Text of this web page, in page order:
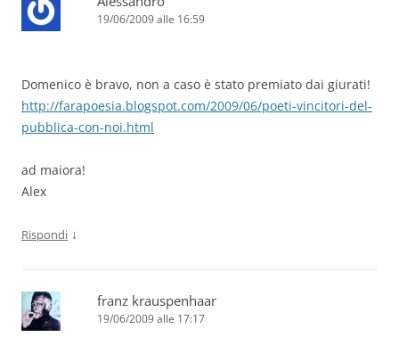
19/06/2009 alle 16:59
Domenico è bravo, non a caso è stato premiato dai giurati!
http://farapoesia.blogspot.com/2009/06/poeti-vincitori-del-
pubblica-con-noi.html
ad maiora!
Alex
Rispondi ↓
franz krauspenhaar
19/06/2009 alle 17:17